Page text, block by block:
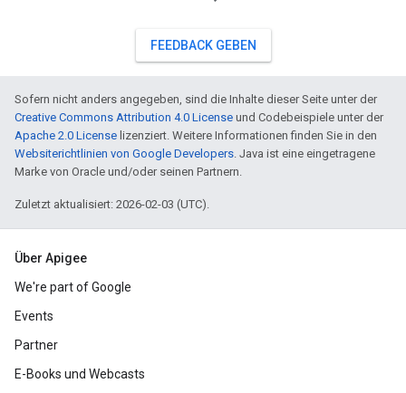
FEEDBACK GEBEN
Sofern nicht anders angegeben, sind die Inhalte dieser Seite unter der
Creative Commons Attribution 4.0 License und Codebeispiele unter der
Apache 2.0 License lizenziert. Weitere Informationen finden Sie in den
Websiterichtlinien von Google Developers . Java ist eine eingetragene
Marke von Oracle und/oder seinen Partnern.
Zuletzt aktualisiert: 2026-02-03 (UTC).
Über Apigee
We're part of Google
Events
Partner
E-Books und Webcasts